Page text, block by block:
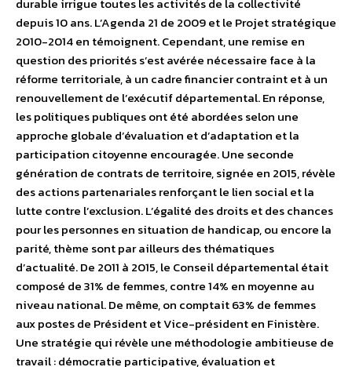
durable irrigue toutes les activités de la collectivité
depuis 10 ans. L’Agenda 21 de 2009 et le Projet stratégique
2010-2014 en témoignent. Cependant, une remise en
question des priorités s’est avérée nécessaire face à la
réforme territoriale, à un cadre financier contraint et à un
renouvellement de l’exécutif départemental. En réponse,
les politiques publiques ont été abordées selon une
approche globale d’évaluation et d’adaptation et la
participation citoyenne encouragée. Une seconde
génération de contrats de territoire, signée en 2015, révèle
des actions partenariales renforçant le lien social et la
lutte contre l’exclusion. L’égalité des droits et des chances
pour les personnes en situation de handicap, ou encore la
parité, thème sont par ailleurs des thématiques
d’actualité. De 2011 à 2015, le Conseil départemental était
composé de 31% de femmes, contre 14% en moyenne au
niveau national. De même, on comptait 63% de femmes
aux postes de Président et Vice-président en Finistère.
Une stratégie qui révèle une méthodologie ambitieuse de
travail : démocratie participative, évaluation et